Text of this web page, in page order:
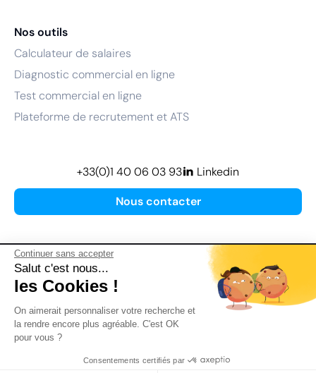
Continuer sans accepter
Salut c'est nous...
les Cookies !
On aimerait personnaliser votre recherche et
la rendre encore plus agréable. C'est OK
pour vous ?
Consentements certifiés par
Nos outils
Calculateur de salaires
Diagnostic commercial en ligne
Test commercial en ligne
Plateforme de recrutement et ATS
Nous contacter
+33(0)1 40 06 03 93 Linkedin
Plan de site
Mentions légales
Conditions Générales d’Utilisation
Version actualisée en
2026